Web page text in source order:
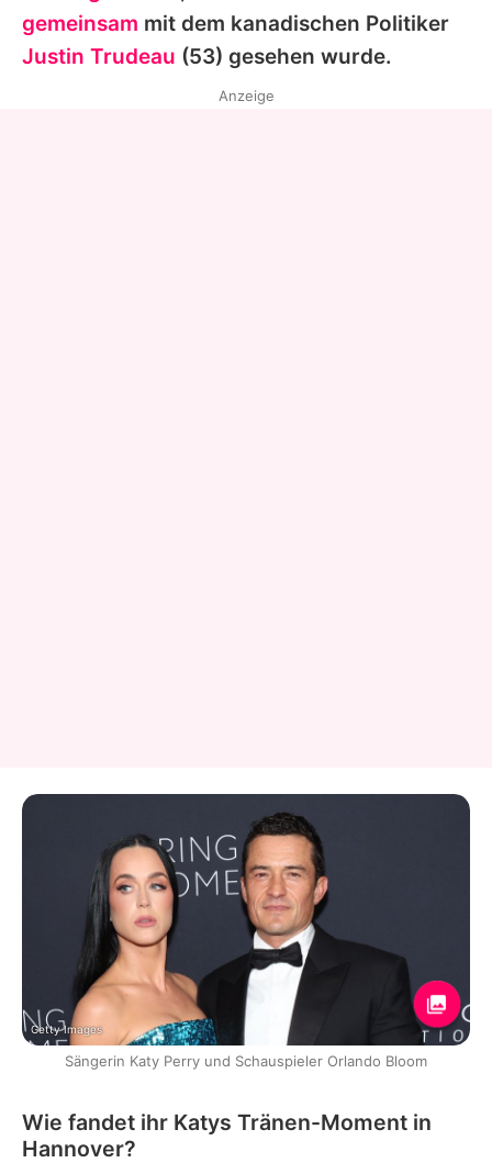
gemeinsam mit dem kanadischen Politiker
Justin Trudeau (53) gesehen wurde.
Anzeige
Getty Images
Sängerin Katy Perry und Schauspieler Orlando Bloom
Wie fandet ihr Katys Tränen-Moment in
Hannover?